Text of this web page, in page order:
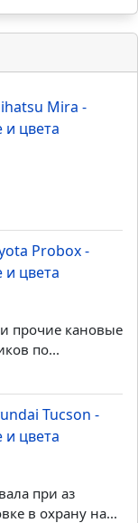
Mira -
цвета
Probox -
цвета
прочие кановые
по...
Tucson -
цвета
при аз
в охрану на...